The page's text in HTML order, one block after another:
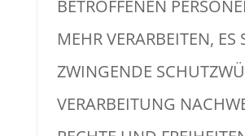
BETROFFENEN
MEHR VERARBEITEN,
ZWINGENDE
VERARBEITUNG